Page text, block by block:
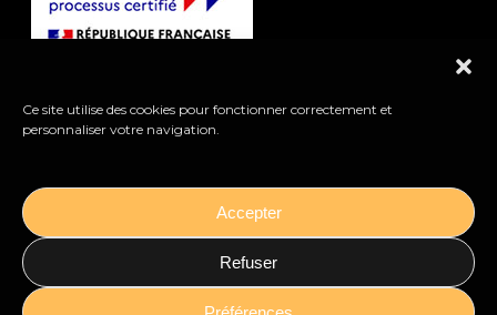
Ce site utilise des cookies pour fonctionner correctement et
personnaliser votre navigation.
Accepter
Refuser